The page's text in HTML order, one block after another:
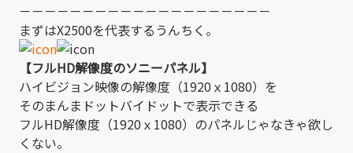
－－－－－－－－－－－－－－－－－－－－
まずはX2500を代表するうんちく。
【フルHD解像度のソニーパネル】
ハイビジョン映像の解像度（1920ｘ1080）を
そのまんまドットバイドットで表示できる
フルHD解像度（1920ｘ1080）のパネルじゃなきゃ欲し
くない。